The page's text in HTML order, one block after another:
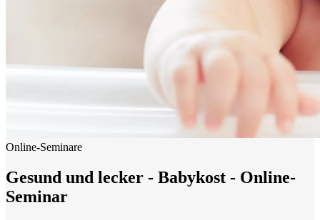
Online-Seminare
Gesund und lecker - Babykost - Online-
Seminar